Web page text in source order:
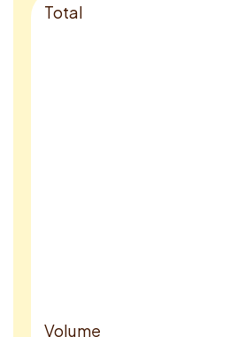
Total
Volume